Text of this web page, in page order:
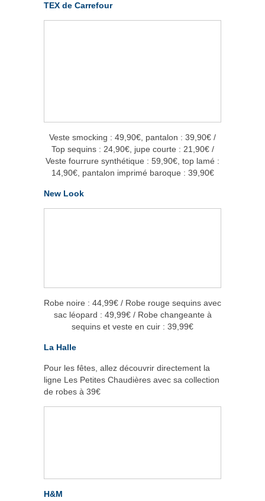
TEX de Carrefour
Veste smocking : 49,90€, pantalon : 39,90€ /
Top sequins : 24,90€, jupe courte : 21,90€ /
Veste fourrure synthétique : 59,90€, top lamé :
14,90€, pantalon imprimé baroque : 39,90€
New Look
Robe noire : 44,99€ / Robe rouge sequins avec
sac léopard : 49,99€ / Robe changeante à
sequins et veste en cuir : 39,99€
La Halle
Pour les fêtes, allez découvrir directement la
ligne Les Petites Chaudières avec sa collection
de robes à 39€
H&M